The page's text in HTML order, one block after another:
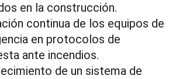
en la construcción.
continua de los equipos de
en protocolos de
ante incendios.
de un sistema de